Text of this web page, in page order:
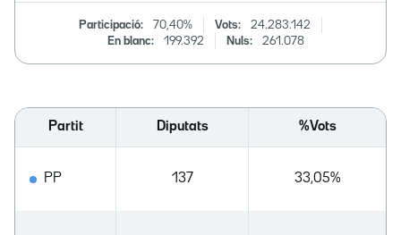
Participació: 70,40% Vots:
24.283.142
En blanc:
199.392 Nuls: 261.078
Partit Diputats %Vots
PP 137 33,05%